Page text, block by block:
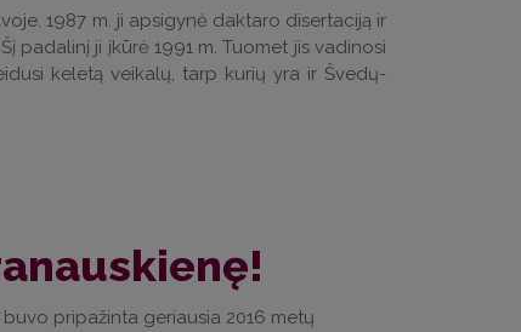
1987 m. ji apsigynė daktaro disertaciją ir
padalinį ji įkūrė 1991 m. Tuomet jis vadinosi
keletą veikalų, tarp kurių yra ir Švedų-
pripažinta geriausia 2016 metų